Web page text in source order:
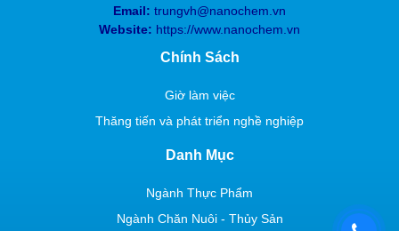
Email: trungvh@nanochem.vn
Website: https://www.nanochem.vn
Chính Sách
Giờ làm việc
Thăng tiến và phát triển nghề nghiệp
Danh Mục
Ngành Thực Phẩm
Ngành Chăn Nuôi - Thủy Sản